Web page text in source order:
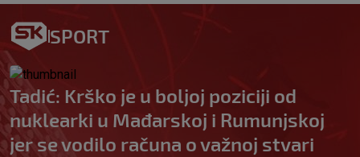
SPORT
Tadić: Krško je u boljoj poziciji od
nuklearki u Mađarskoj i Rumunjskoj
jer se vodilo računa o važnoj stvari